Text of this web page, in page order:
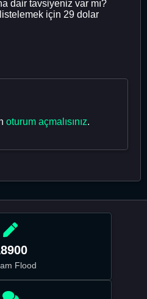
dair tavsiyeniz var mı?
için 29 dolar
oturum açmalısınız.
Flood